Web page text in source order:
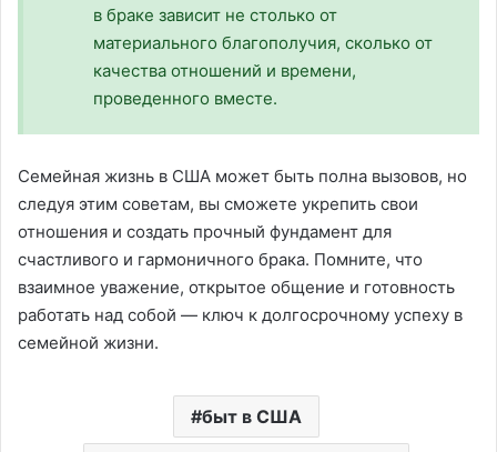
в браке зависит не столько от
материального благополучия, сколько от
качества отношений и времени,
проведенного вместе.
Семейная жизнь в США может быть полна вызовов, но
следуя этим советам, вы сможете укрепить свои
отношения и создать прочный фундамент для
счастливого и гармоничного брака. Помните, что
взаимное уважение, открытое общение и готовность
работать над собой — ключ к долгосрочному успеху в
семейной жизни.
быт в США